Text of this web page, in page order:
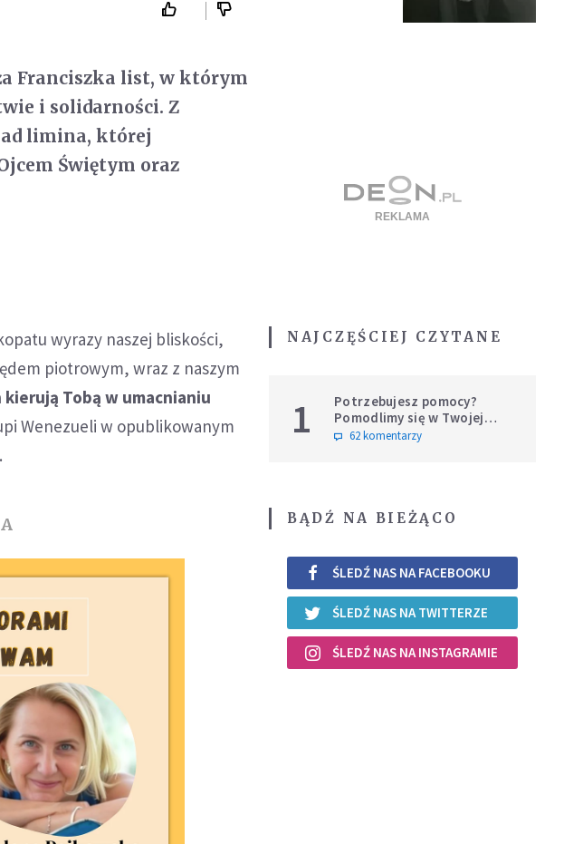
Franciszka list, w którym
i solidarności. Z
ad limina, której
Świętym oraz
wyrazy naszej bliskości,
piotrowym, wraz z naszym
kierują Tobą w umacnianiu
Wenezueli w opublikowanym
NAJCZĘŚCIEJ CZYTANE
1
Potrzebujesz pomocy?
Pomodlimy się w Twojej
intencji
62 komentarzy
BĄDŹ NA BIEŻĄCO
ŚLEDŹ NAS NA FACEBOOKU
ŚLEDŹ NAS NA TWITTERZE
ŚLEDŹ NAS NA INSTAGRAMIE